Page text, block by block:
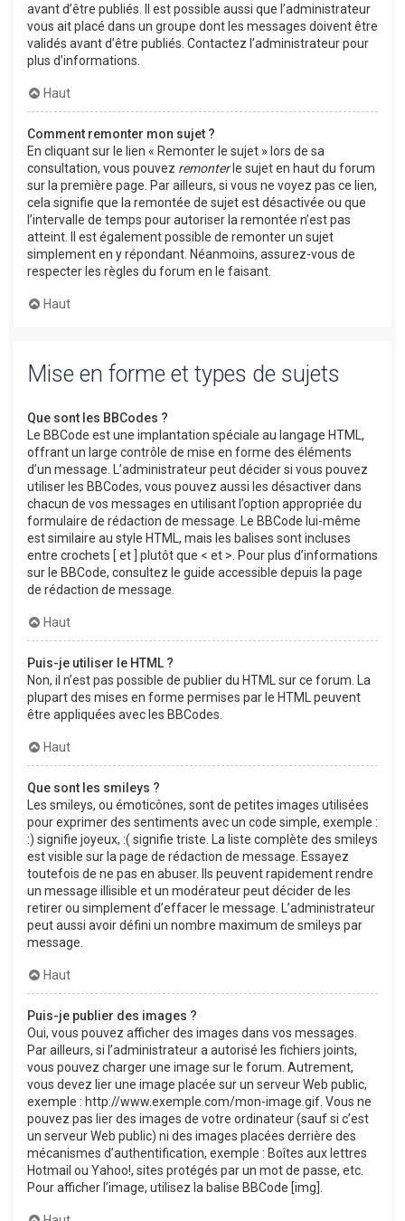
avant d’être publiés. Il est possible aussi que l’administrateur
vous ait placé dans un groupe dont les messages doivent être
validés avant d’être publiés. Contactez l’administrateur pour
plus d’informations.
Haut
Comment remonter mon sujet ?
En cliquant sur le lien « Remonter le sujet » lors de sa
consultation, vous pouvez remonterle sujet en haut du forum
sur la première page. Par ailleurs, si vous ne voyez pas ce lien,
cela signifie que la remontée de sujet est désactivée ou que
l’intervalle de temps pour autoriser la remontée n’est pas
atteint. Il est également possible de remonter un sujet
simplement en y répondant. Néanmoins, assurez-vous de
respecter les règles du forum en le faisant.
Haut
Mise en forme et types de sujets
Que sont les BBCodes ?
Le BBCode est une implantation spéciale au langage HTML,
offrant un large contrôle de mise en forme des éléments
d’un message. L’administrateur peut décider si vous pouvez
utiliser les BBCodes, vous pouvez aussi les désactiver dans
chacun de vos messages en utilisant l’option appropriée du
formulaire de rédaction de message. Le BBCode lui-même
est similaire au style HTML, mais les balises sont incluses
entre crochets [ et ] plutôt que < et >. Pour plus d’informations
sur le BBCode, consultez le guide accessible depuis la page
de rédaction de message.
Haut
Puis-je utiliser le HTML ?
Non, il n’est pas possible de publier du HTML sur ce forum. La
plupart des mises en forme permises par le HTML peuvent
être appliquées avec les BBCodes.
Haut
Que sont les smileys ?
Les smileys, ou émoticônes, sont de petites images utilisées
pour exprimer des sentiments avec un code simple, exemple :
:) signifie joyeux, :( signifie triste. La liste complète des smileys
est visible sur la page de rédaction de message. Essayez
toutefois de ne pas en abuser. Ils peuvent rapidement rendre
un message illisible et un modérateur peut décider de les
retirer ou simplement d’effacer le message. L’administrateur
peut aussi avoir défini un nombre maximum de smileys par
message.
Haut
Puis-je publier des images ?
Oui, vous pouvez afficher des images dans vos messages.
Par ailleurs, si l’administrateur a autorisé les fichiers joints,
vous pouvez charger une image sur le forum. Autrement,
vous devez lier une image placée sur un serveur Web public,
exemple : http://www.exemple.com/mon-image.gif. Vous ne
pouvez pas lier des images de votre ordinateur (sauf si c’est
un serveur Web public) ni des images placées derrière des
mécanismes d’authentification, exemple : Boîtes aux lettres
Hotmail ou Yahoo!, sites protégés par un mot de passe, etc.
Pour afficher l’image, utilisez la balise BBCode [img].